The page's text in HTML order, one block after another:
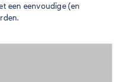
een eenvoudige (en